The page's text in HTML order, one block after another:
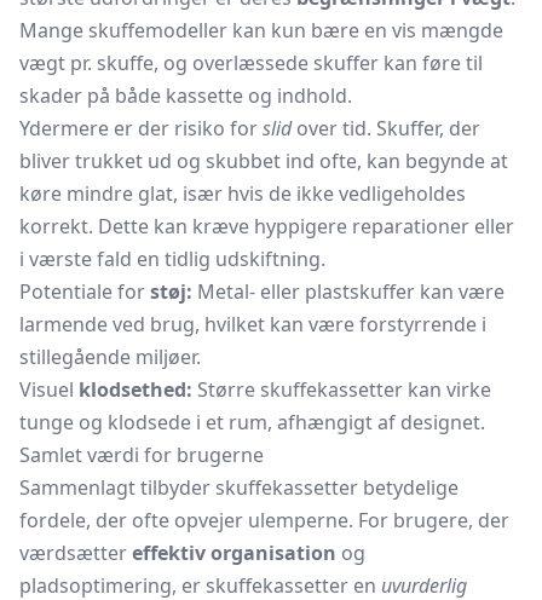
Mange skuffemodeller kan kun bære en vis mængde
vægt pr. skuffe, og overlæssede skuffer kan føre til
skader på både kassette og indhold.
Ydermere er der risiko forslidover tid. Skuffer, der
bliver trukket ud og skubbet ind ofte, kan begynde at
køre mindre glat, især hvis de ikke vedligeholdes
korrekt. Dette kan kræve hyppigere reparationer eller
i værste fald en tidlig udskiftning.
Potentiale forstøj: Metal- eller plastskuffer kan være
larmende ved brug, hvilket kan være forstyrrende i
stillegående miljøer.
Visuel klodsethed: Større skuffekassetter kan virke
tunge og klodsede i et rum, afhængigt af designet.
Samlet værdi for brugerne
Sammenlagt tilbyder skuffekassetter betydelige
fordele, der ofte opvejer ulemperne. For brugere, der
værdsættereffektiv organisation og
pladsoptimering, er skuffekassetter en uvurderlig